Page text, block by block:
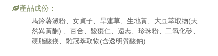
產品成份：
馬鈴薯澱粉、女貞子、旱蓮草、生地黃、大豆萃取物(天
然異黃酮) 、百合、酸棗仁、遠志、珍珠粉、二氧化矽、
硬脂酸鎂、雞冠萃取物(含透明質酸鈉)